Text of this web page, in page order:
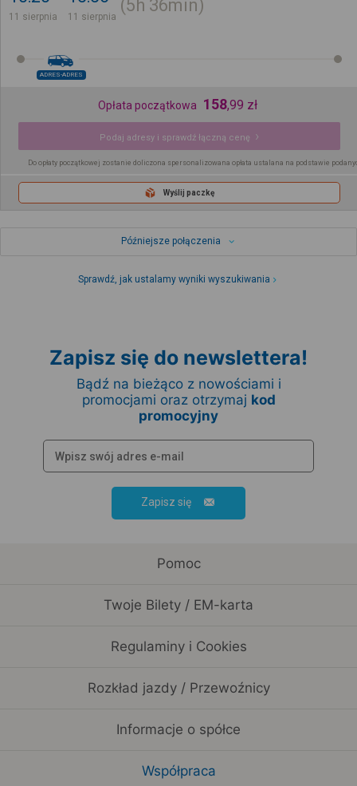
11 sierpnia 11 sierpnia
5h 36min
ADRES-ADRES
Opłata początkowa 158,99 zł
Podaj adresy i sprawdź łączną cenę
Do opłaty początkowej zostanie doliczona spersonalizowana opłata ustalana na podstawie
Wyślij paczkę
Późniejsze połączenia
Sprawdź, jak ustalamy wyniki wyszukiwania
Zapisz się do newslettera!
Bądź na bieżąco z nowościami i
promocjami oraz otrzymaj kod
promocyjny
Zapisz się
Pomoc
Twoje Bilety / EM-karta
Regulaminy i Cookies
Rozkład jazdy / Przewoźnicy
Informacje o spółce
Współpraca